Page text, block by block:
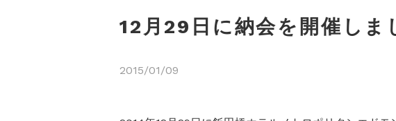
12月29日に納会を開催しま
2015/01/09